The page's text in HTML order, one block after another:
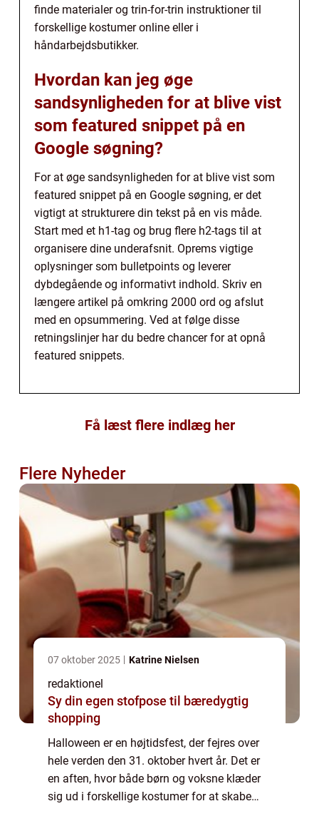
finde materialer og trin-for-trin instruktioner til
forskellige kostumer online eller i
håndarbejdsbutikker.
Hvordan kan jeg øge
sandsynligheden for at blive vist
som featured snippet på en
Google søgning?
For at øge sandsynligheden for at blive vist som
featured snippet på en Google søgning, er det
vigtigt at strukturere din tekst på en vis måde.
Start med et h1-tag og brug flere h2-tags til at
organisere dine underafsnit. Oprems vigtige
oplysninger som bulletpoints og leverer
dybdegående og informativt indhold. Skriv en
længere artikel på omkring 2000 ord og afslut
med en opsummering. Ved at følge disse
retningslinjer har du bedre chancer for at opnå
featured snippets.
Få læst flere indlæg her
Flere Nyheder
07 oktober 2025 Katrine Nielsen
redaktionel
Sy din egen stofpose til bæredygtig
shopping
Halloween er en højtidsfest, der fejres over
hele verden den 31. oktober hvert år. Det er
en aften, hvor både børn og voksne klæder
sig ud i forskellige kostumer for at skabe